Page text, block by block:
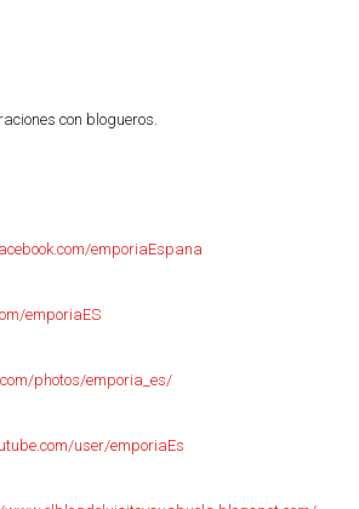
con blogueros.
emporiaEspana
emporiaES
photos/emporia_es/
user/emporiaEs